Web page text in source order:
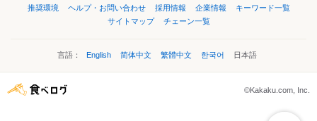
推奨環境
ヘルプ・お問い合わせ 採用情報 企業情報
キーワード一覧
サイトマップ
チェーン一覧
言語： English 简体中文 繁體中文 한국어 日本語
©Kakaku.com, Inc.